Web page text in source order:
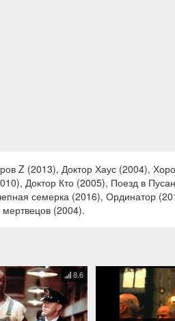
Z (2013), Доктор Хаус (2004),
Доктор Кто (2005), Поезд в
семерка (2016), Ординатор
(2004).
8.6